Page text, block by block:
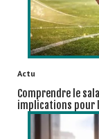
Actu
Comprendre le
implications pour